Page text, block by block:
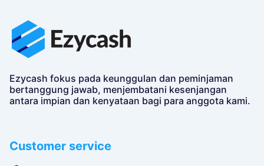
Ezycash fokus pada keunggulan dan peminjaman
bertanggung jawab, menjembatani kesenjangan
antara impian dan kenyataan bagi para anggota kami.
Customer service